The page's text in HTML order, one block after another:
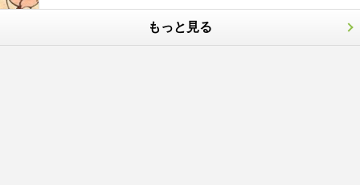
もっと見る